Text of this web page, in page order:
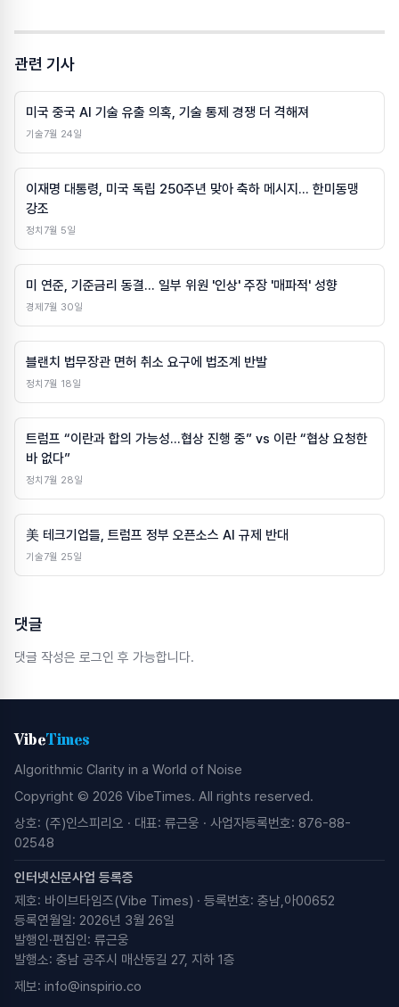
관련 기사
미국 중국 AI 기술 유출 의혹, 기술 통제 경쟁 더 격해져
기술7월 24일
이재명 대통령, 미국 독립 250주년 맞아 축하 메시지… 한미동맹
강조
정치 7월 5일
미 연준, 기준금리 동결... 일부 위원 '인상' 주장 '매파적' 성향
경제 7월 30일
블랜치 법무장관 면허 취소 요구에 법조계 반발
정치 7월 18일
트럼프 “이란과 합의 가능성…협상 진행 중” vs 이란 “협상 요청한
바 없다”
정치 7월 28일
美 테크기업들, 트럼프 정부 오픈소스 AI 규제 반대
기술7월 25일
댓글
댓글 작성은 로그인 후 가능합니다.
VibeTimes
Algorithmic Clarity in a World of Noise
Copyright © 2026 VibeTimes. All rights reserved.
상호: (주)인스피리오 · 대표: 류근웅 · 사업자등록번호: 876-88-
02548
인터넷신문사업 등록증
제호: 바이브타임즈(Vibe Times) · 등록번호: 충남,아00652
등록연월일: 2026년 3월 26일
발행인·편집인: 류근웅
발행소: 충남 공주시 매산동길 27, 지하 1층
제보: info@inspirio.co